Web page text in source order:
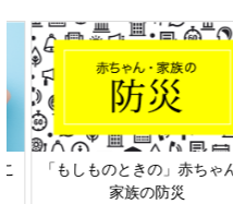
日本外来小児科学会リーフレッ
ト検討会